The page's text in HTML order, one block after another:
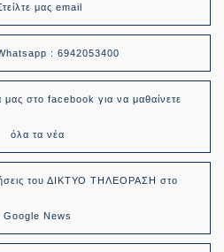
μας email
: 6942053400
μας στο facebook για να μαθαίνετε
όλα τα νέα
του ΔΙΚΤΥΟ ΤΗΛΕΟΡΑΣΗ στο
Google News